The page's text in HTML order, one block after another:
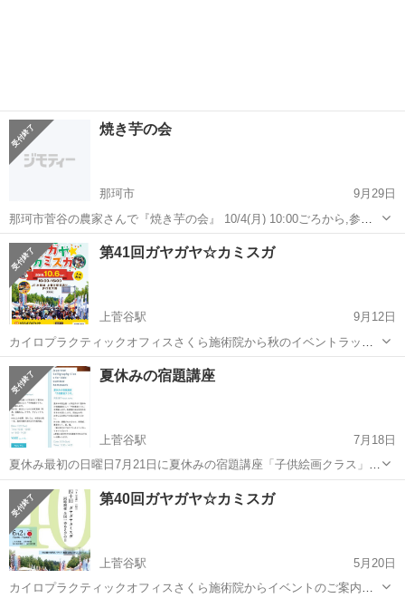
焼き芋の会
那珂市
9月29日
那珂市菅谷の農家さんで『焼き芋の会』 10/4(月) 10:00ごろから,参加
費1000です。 参加くださいます際は、平野農園さんまでご連絡お願い
します。 090-7202-2298 (オプション 直傳靈氣ヒーリング...
茨城 那珂市 その他 焼き芋
第41回ガヤガヤ☆カミスガ
上菅谷駅
9月12日
カイロプラクティックオフィスさくら施術院から秋のイベントラッシ
ュPART④です！♪( ´∀｀)人(´∀｀ )♪ 『第41回ガヤガヤ☆カミスガ』に
カイロプラクティック体験会として出展させて頂きます🎉 ( ´∀｀ )b ◆
日時...
茨城 那珂市 上菅谷駅 その他
夏休みの宿題講座
上菅谷駅
7月18日
夏休み最初の日曜日7月21日に夏休みの宿題講座「子供絵画クラス」と
「子供書道クラス」を開催します！ 子供絵画クラス🎨 時間: 8:30〜
10:00 または 10:30〜12:00 参加費: 600円 持ち物: 描きたいもの...
茨城 那珂市 上菅谷駅 その他
第40回ガヤガヤ☆カミスガ
上菅谷駅
5月20日
カイロプラクティックオフィスさくら施術院からイベントのご案内で